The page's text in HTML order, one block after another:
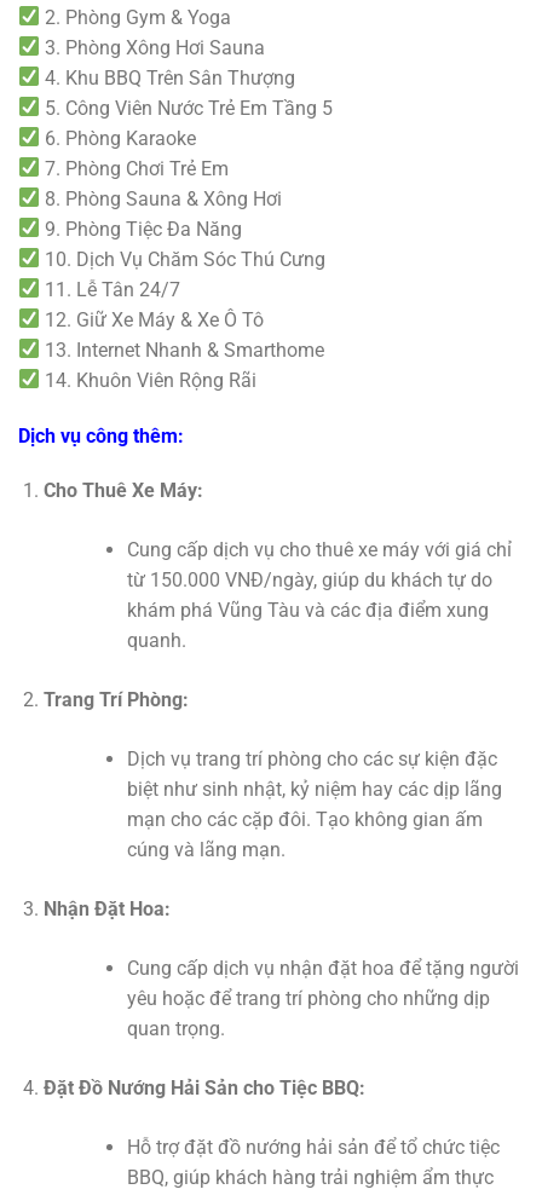
2. Phòng Gym & Yoga
3. Phòng Xông Hơi Sauna
4. Khu BBQ Trên Sân Thượng
5. Công Viên Nước Trẻ Em Tầng 5
6. Phòng Karaoke
7. Phòng Chơi Trẻ Em
8. Phòng Sauna & Xông Hơi
9. Phòng Tiệc Đa Năng
10. Dịch Vụ Chăm Sóc Thú Cưng
11. Lễ Tân 24/7
12. Giữ Xe Máy & Xe Ô Tô
13. Internet Nhanh & Smarthome
14. Khuôn Viên Rộng Rãi
Dịch vụ công thêm:
Cho Thuê Xe Máy:
Cung cấp dịch vụ cho thuê xe máy với giá chỉ
từ 150.000 VNĐ/ngày, giúp du khách tự do
khám phá Vũng Tàu và các địa điểm xung
quanh.
Trang Trí Phòng:
Dịch vụ trang trí phòng cho các sự kiện đặc
biệt như sinh nhật, kỷ niệm hay các dịp lãng
mạn cho các cặp đôi. Tạo không gian ấm
cúng và lãng mạn.
Nhận Đặt Hoa:
Cung cấp dịch vụ nhận đặt hoa để tặng người
yêu hoặc để trang trí phòng cho những dịp
quan trọng.
Đặt Đồ Nướng Hải Sản cho Tiệc BBQ:
Hỗ trợ đặt đồ nướng hải sản để tổ chức tiệc
BBQ, giúp khách hàng trải nghiệm ẩm thực